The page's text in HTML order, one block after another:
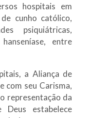
hospitais em
cunho católico,
psiquiátricas,
entre
a Aliança de
com seu Carisma,
representação da
Deus estabelece